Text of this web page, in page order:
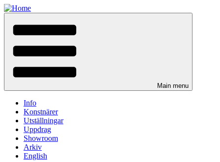
Skip
to
main
content
Main menu
Info
Konstnärer
Utställningar
Uppdrag
Showroom
Arkiv
English